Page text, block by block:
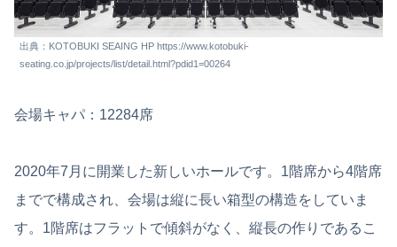
出典：KOTOBUKI SEAING HP https://www.kotobuki-
seating.co.jp/projects/list/detail.html?pdid1=00264
会場キャパ：12284席
2020年7月に開業した新しいホールです。1階席から4階席
までで構成され、会場は縦に長い箱型の構造をしていま
す。1階席はフラットで傾斜がなく、縦長の作りであるこ